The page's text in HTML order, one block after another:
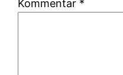
Kommentar *